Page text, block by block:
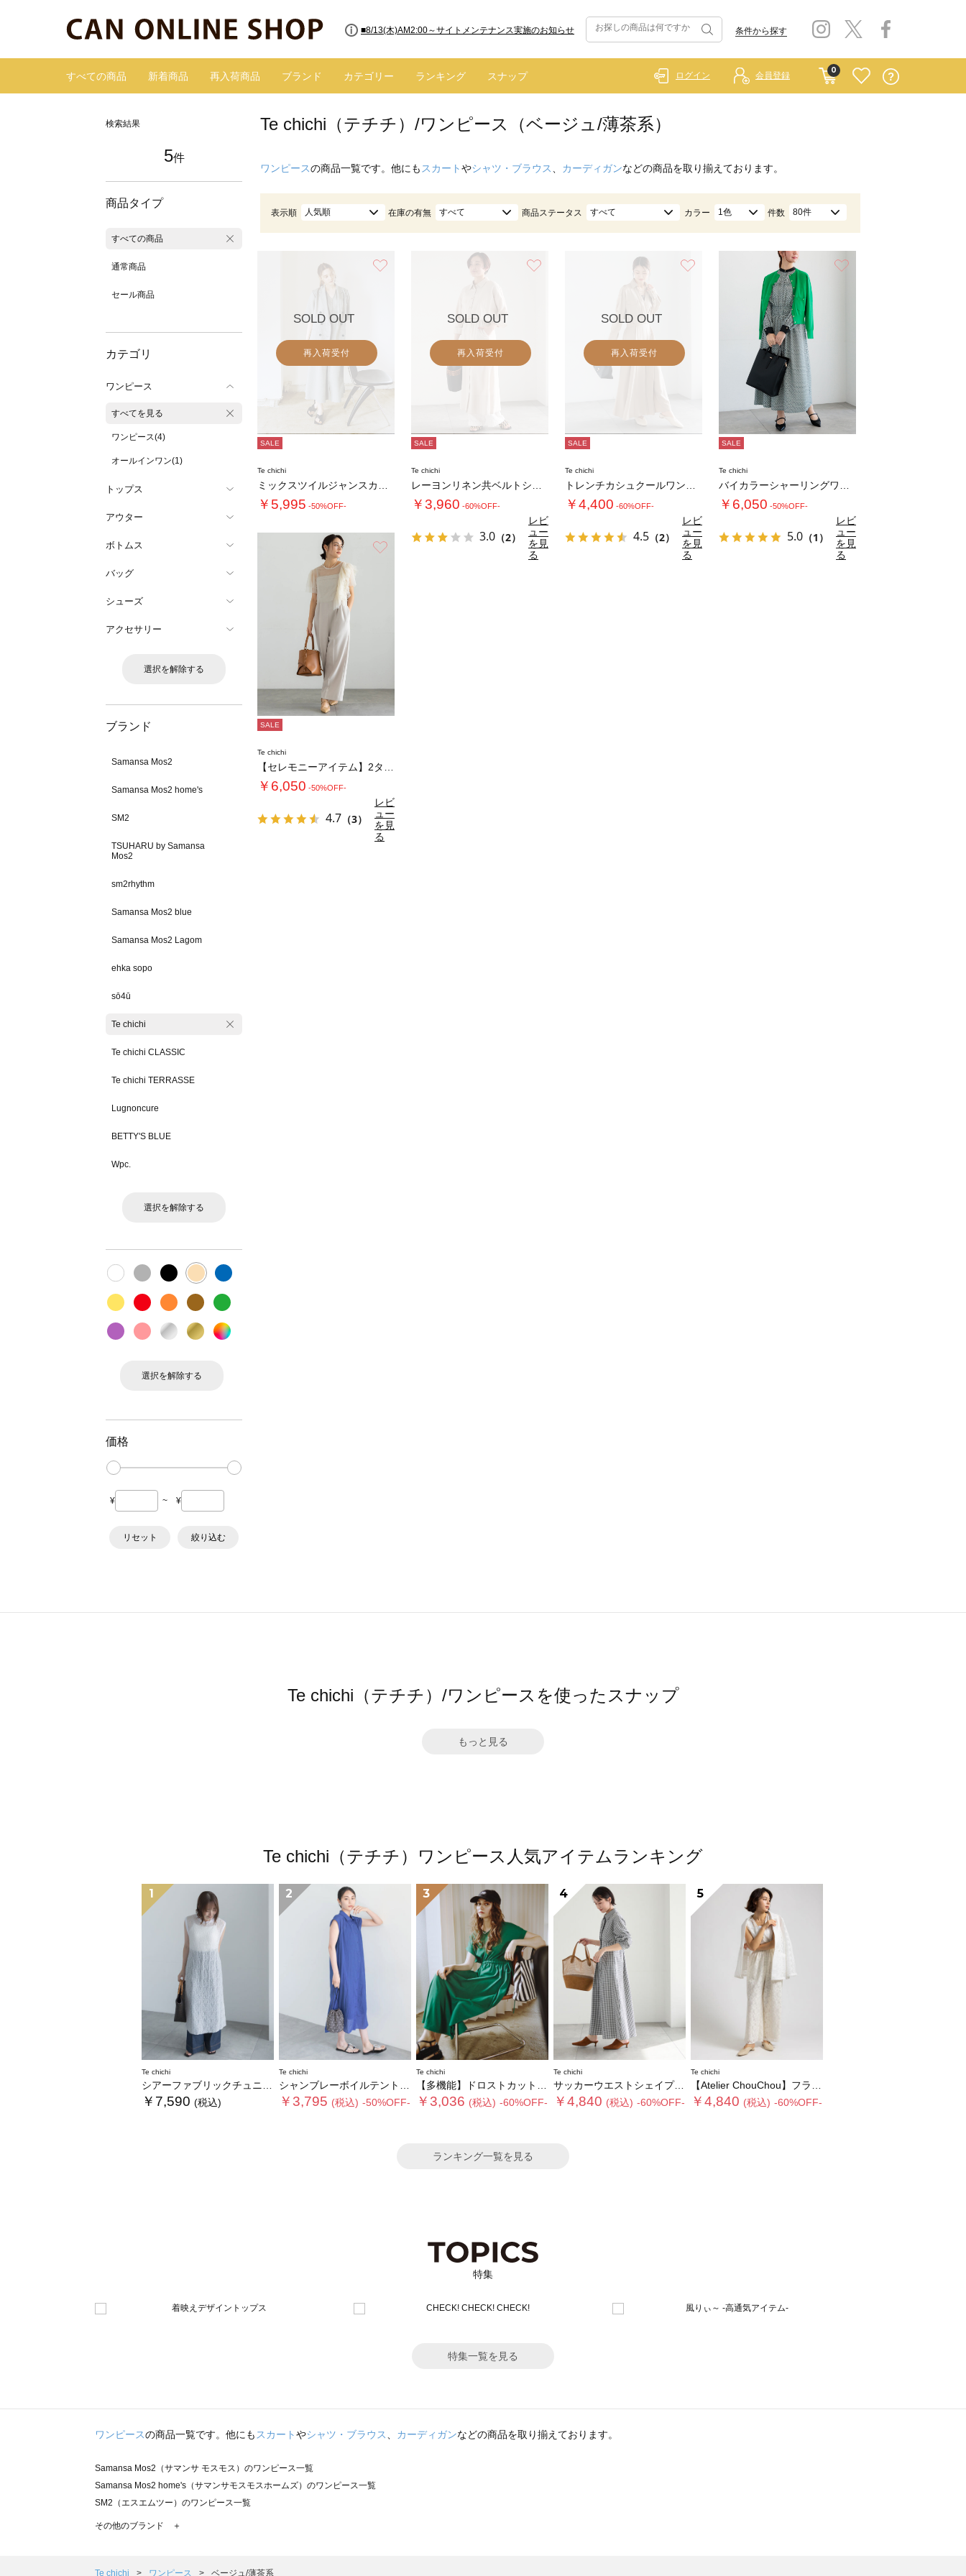
■8/13(木)AM2:00～サイトメンテナンス実施のお知らせ 条件から探す
すべての商品 新着商品 再入荷商品 ブランド カテゴリー ランキング スナップ
0
ログイン 会員登録
検索結果
5件
商品タイプ
すべての商品
通常商品
セール商品
カテゴリ
ワンピース
すべてを見る
ワンピース(4)
オールインワン(1)
トップス
アウター
ボトムス
バッグ
シューズ
アクセサリー
選択を解除する
ブランド
Samansa Mos2
Samansa Mos2 home's
SM2
TSUHARU by Samansa
Mos2
sm2rhythm
Samansa Mos2 blue
Samansa Mos2 Lagom
ehka sopo
sō4ū
Te chichi
Te chichi CLASSIC
Te chichi TERRASSE
Lugnoncure
BETTY'S BLUE
Wpc.
選択を解除する
選択を解除する
価格
¥ ~ ¥
リセット 絞り込む
Te chichi（テチチ）/ワンピース（ベージュ/薄茶系）
ワンピースの商品一覧です。他にも スカートやシャツ・ブラウス カーディガンなどの商品を取り揃えております。
表示順 人気順 在庫の有無 すべて 商品ステータス すべて カラー 1色 件数 80件
SOLD OUT
再入荷受付
SALE
Te chichi
￥5,995 -50%OFF-
SOLD OUT
再入荷受付
SALE
Te chichi
￥3,960 -60%OFF-
3.0 （2）
レビ
ュー
を見
る
SOLD OUT
再入荷受付
SALE
Te chichi
￥4,400 -60%OFF-
4.5 （2）
レビ
ュー
を見
る
SALE
Te chichi
￥6,050 -50%OFF-
5.0 （1）
レビ
ュー
を見
る
お気に入り
SALE
Te chichi
￥6,050 -50%OFF-
4.7 （3）
レビ
ュー
を見
る
Te chichi（テチチ）/ワンピースを使ったスナップ
もっと見る
Te chichi（テチチ）ワンピース人気アイテムランキング
1
Te chichi
シアーファブリックチュニックワンピース
￥7,590 (税込)
2
Te chichi
シャンブレーボイルテントマキシワンピース
￥3,795 (税込) -50%OFF-
3
Te chichi
【多機能】ドロストカットワンピース《2026 SUMMER LOOK item》
￥3,036 (税込) -60%OFF-
4
Te chichi
サッカーウエストシェイプワンピース
￥4,840 (税込) -60%OFF-
5
Te chichi
【Atelier ChouChou】フラワーレースオールインワン
￥4,840 (税込) -60%OFF-
ランキング一覧を見る
特集
特集一覧を見る
ワンピースの商品一覧です。他にもスカートやシャツ・ブラウス、 カーディガンなどの商品を取り揃えております。
Samansa Mos2（サマンサ モスモス）のワンピース一覧
Samansa Mos2 home's（サマンサモスモスホームズ）のワンピース一覧
SM2（エスエムツー）のワンピース一覧
TSUHARU by Samansa Mos2（ツハルバイサマンサモスモス）のワンピース一覧
Samansa Mos2 Lagom（サマンサモスモス ラーゴム）のワンピース一覧
その他のブランド ＋
Te chichi ワンピース ベージュ/薄茶系